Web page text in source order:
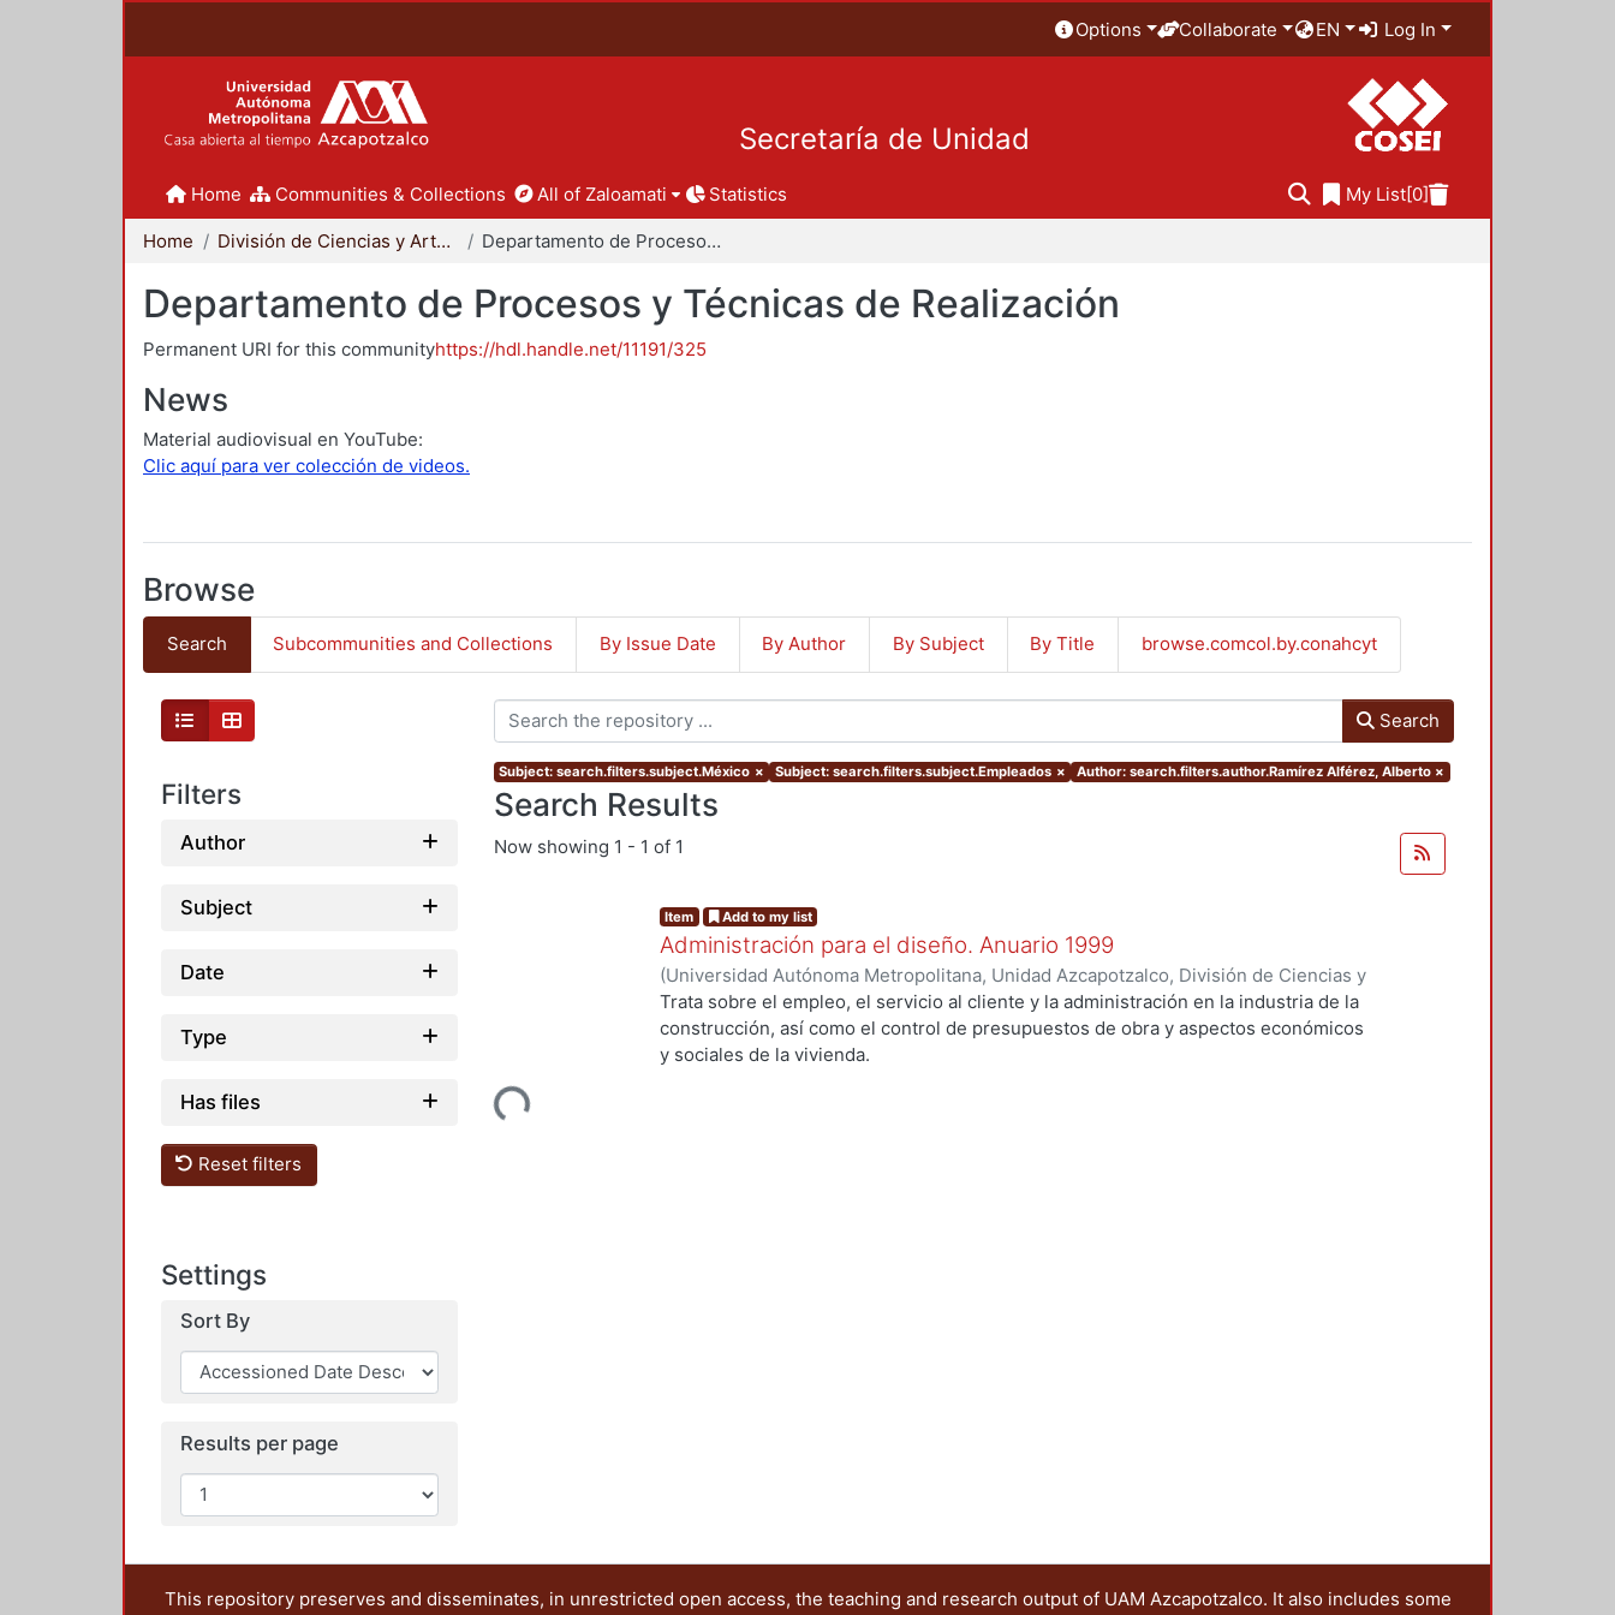
Options Collaborate EN Log In
Secretaría de Unidad
Home Communities & Collections All of Zaloamati Statistics My List[0]
Home División de Ciencias y Artes para el Diseño Departamento de Procesos y Técnicas de Realización
Departamento de Procesos y Técnicas de Realización
Permanent URI for this communityhttps://hdl.handle.net/11191/325
News
Material audiovisual en YouTube:
Clic aquí para ver colección de videos.
Browse
Search Subcommunities and Collections By Issue Date By Author By Subject By Title browse.comcol.by.conahcyt
Filters
Author
Subject
Date
Type
Has files
Reset filters
Settings
Sort By
Results per page
Search
Subject: search.filters.subject.México × Subject: search.filters.subject.Empleados × Author: search.filters.author.Ramírez Alférez, Alberto ×
Search Results
Now showing 1 - 1 of 1
Loading...
Item Add to my list
Administración para el diseño. Anuario 1999
(Universidad Autónoma Metropolitana, Unidad Azcapotzalco, División de Ciencias y
Artes para el Diseño, Departamento de Procesos y Técnicas de Realización,1999)
Poó Rubio, Aurora;Cervantes Abarca, Alejandro;Vilchis Salazar, Rubén;Carpio
Utrilla, César Jorge;Rodríguez Martínez, Jorge
Trata sobre el empleo, el servicio al cliente y la administración en la industria de la
construcción, así como el control de presupuestos de obra y aspectos económicos
y sociales de la vivienda.
This repository preserves and disseminates, in unrestricted open access, the teaching and research output of UAM Azcapotzalco. It also includes some